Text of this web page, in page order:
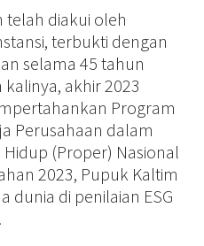
telah diakui oleh
terbukti dengan
selama 45 tahun
akhir 2023
Program
Perusahaan dalam
(Proper) Nasional
2023, Pupuk Kaltim
dunia di penilaian ESG